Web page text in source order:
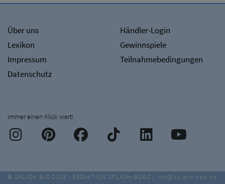
Über uns
Lexikon
Impressum
Datenschutz
Händler-Login
Gewinnspiele
Teilnahmebedingungen
Immer einen Klick wert!
© SPLASH BAD 2026 | REDAKTION SPLASH-BÜRO | info@splash-bad.de